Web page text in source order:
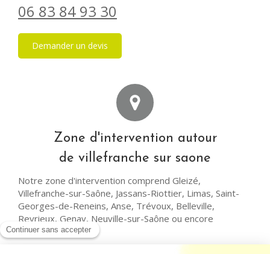
06 83 84 93 30
Demander un devis
Zone d'intervention autour
de villefranche sur saone
Notre zone d'intervention comprend Gleizé,
Villefranche-sur-Saône, Jassans-Riottier, Limas, Saint-
Georges-de-Reneins, Anse, Trévoux, Belleville,
Reyrieux, Genay, Neuville-sur-Saône ou encore
L'Arbresle.